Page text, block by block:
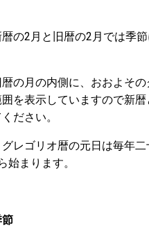
の2月と旧暦の2月では季
の月の内側に、おおよそ
を表示していますので新
ださい。
レゴリオ暦の元日は毎年
始まります。